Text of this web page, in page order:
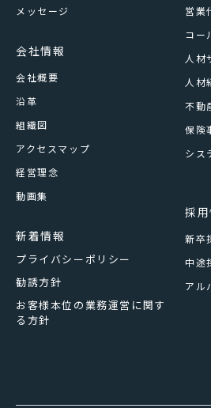
メッセージ
営業
コー
人材
人材
不動
保険
シス
会社情報
会社概要
沿革
組織図
アクセスマップ
経営理念
動画集
採
新卒
中途
アル
新着情報
プライバシーポリシー
勧誘方針
お客様本位の業務運営に関す
る方針